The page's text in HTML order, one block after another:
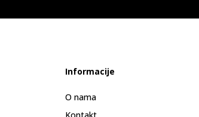
Informacije
O nama